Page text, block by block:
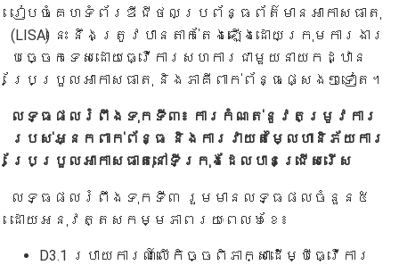
រៀបចំគេហទំព័រឌីជីថលប្រព័ន្ធព័ត៌មានអាកាសធាតុ
(LISA) នេះ នឹងត្រូវបានតាក់តែងឡើងដោយក្រុមការងារ
បច្ចេកទេសដោយធ្វើការសហការជាមួយនាយកដ្ឋាន
ប្រែប្រួលអាកាសធាតុ និងភាគីពាក់ព័ន្ធផ្សេងៗទៀត។
លទ្ធផលរំពឹងទុកទី៣៖ ការកំណត់នូវតម្រូវការ
របស់អ្នកពាក់ព័ន្ធ និងការវាយតម្លៃហានិភ័យការ
ប្រែប្រួលអាកាសធាតុនៅទីក្រុងដែលបានជ្រើសរើស
លទ្ធផលរំពឹងទុកទី៣ រួមមានលទ្ធផលចំនួន៥
ដោយអនុវត្តសកម្មភាពរយៈពេល៦ខែ៖
D3.1 របាយការណ៍លើកិច្ចពិភាក្សាដើម្បីធ្វើការ